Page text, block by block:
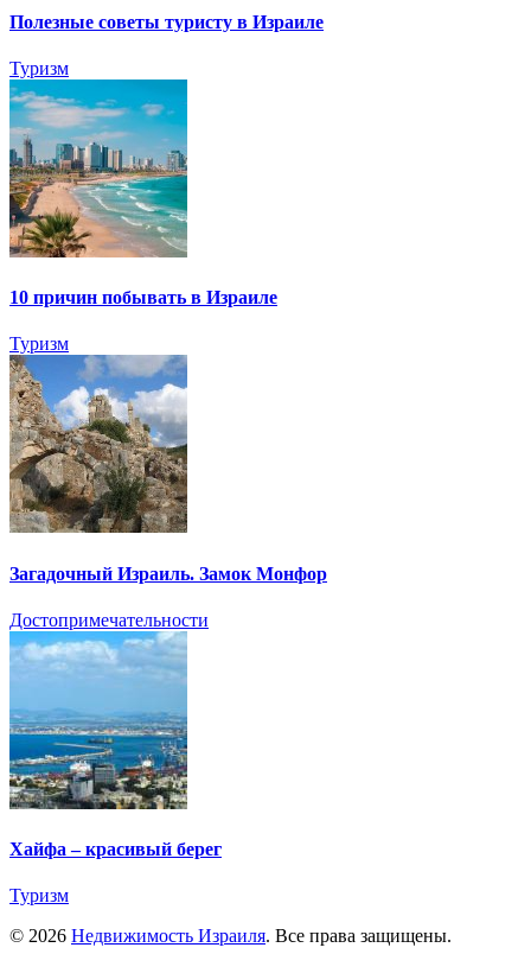
Полезные советы туристу в Израиле
Туризм
10 причин побывать в Израиле
Туризм
Загадочный Израиль. Замок Монфор
Достопримечательности
Хайфа – красивый берег
Туризм
© 2026 Недвижимость Израиля. Все права защищены.